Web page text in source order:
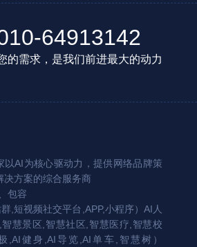
64913142
的需求，是我们前进最大的动力
AI为核心驱动力，提供网络品牌策
决方案的综合服务商
包容
,短视频社交平台,APP,小程序）AI人
慧景区,智慧社区,智慧医疗,智慧校
,AI健身,AI导览,AI单车,智慧树）